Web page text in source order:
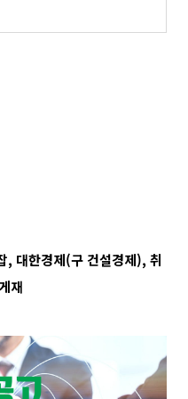
, 대한경제(구 건설경제), 취
재